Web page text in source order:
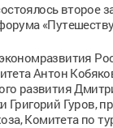
второе
Антон
развития
Гуров,
Комитета по